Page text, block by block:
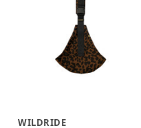
WILDRIDE